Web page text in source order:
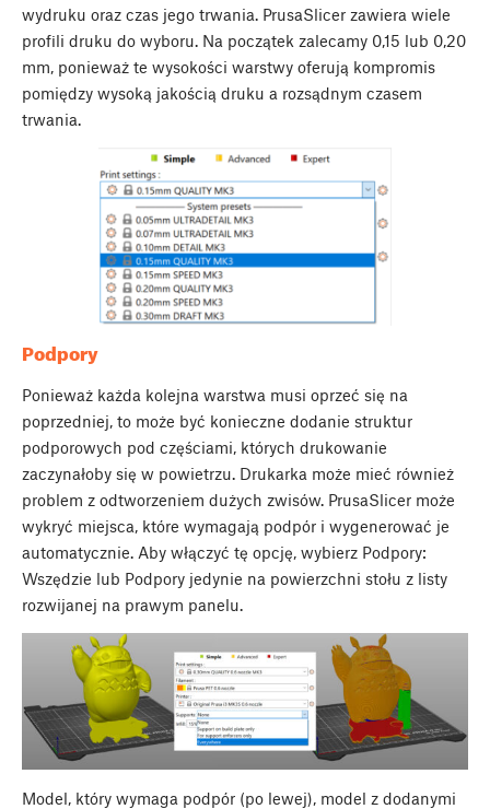
wydruku oraz czas jego trwania. PrusaSlicer zawiera wiele
profili druku do wyboru. Na początek zalecamy 0,15 lub 0,20
mm, ponieważ te wysokości warstwy oferują kompromis
pomiędzy wysoką jakością druku a rozsądnym czasem
trwania.
Podpory
Ponieważ każda kolejna warstwa musi oprzeć się na
poprzedniej, to może być konieczne dodanie struktur
podporowych pod częściami, których drukowanie
zaczynałoby się w powietrzu. Drukarka może mieć również
problem z odtworzeniem dużych zwisów. PrusaSlicer może
wykryć miejsca, które wymagają podpór i wygenerować je
automatycznie. Aby włączyć tę opcję, wybierz Podpory:
Wszędzie lub Podpory jedynie na powierzchni stołu z listy
rozwijanej na prawym panelu.
Model, który wymaga podpór (po lewej), model z dodanymi